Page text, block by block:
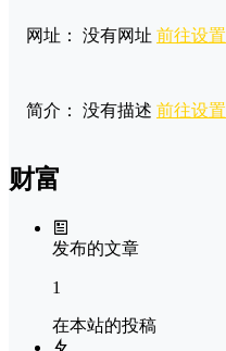
网址： 没有网址 前往设置
简介： 没有描述 前往设置
财富
发布的文章
1
在本站的投稿